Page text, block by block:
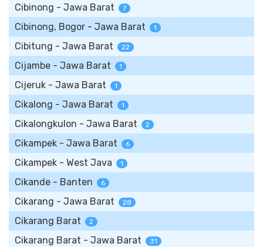
Cibinong - Jawa Barat 7
Cibinong, Bogor - Jawa Barat 1
Cibitung - Jawa Barat 22
Cijambe - Jawa Barat 1
Cijeruk - Jawa Barat 1
Cikalong - Jawa Barat 1
Cikalongkulon - Jawa Barat 2
Cikampek - Jawa Barat 6
Cikampek - West Java 1
Cikande - Banten 6
Cikarang - Jawa Barat 28
Cikarang Barat 2
Cikarang Barat - Jawa Barat 31